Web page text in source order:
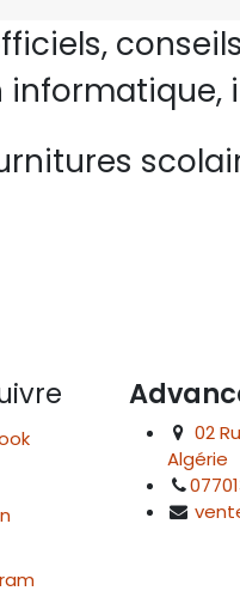
02
Algérie